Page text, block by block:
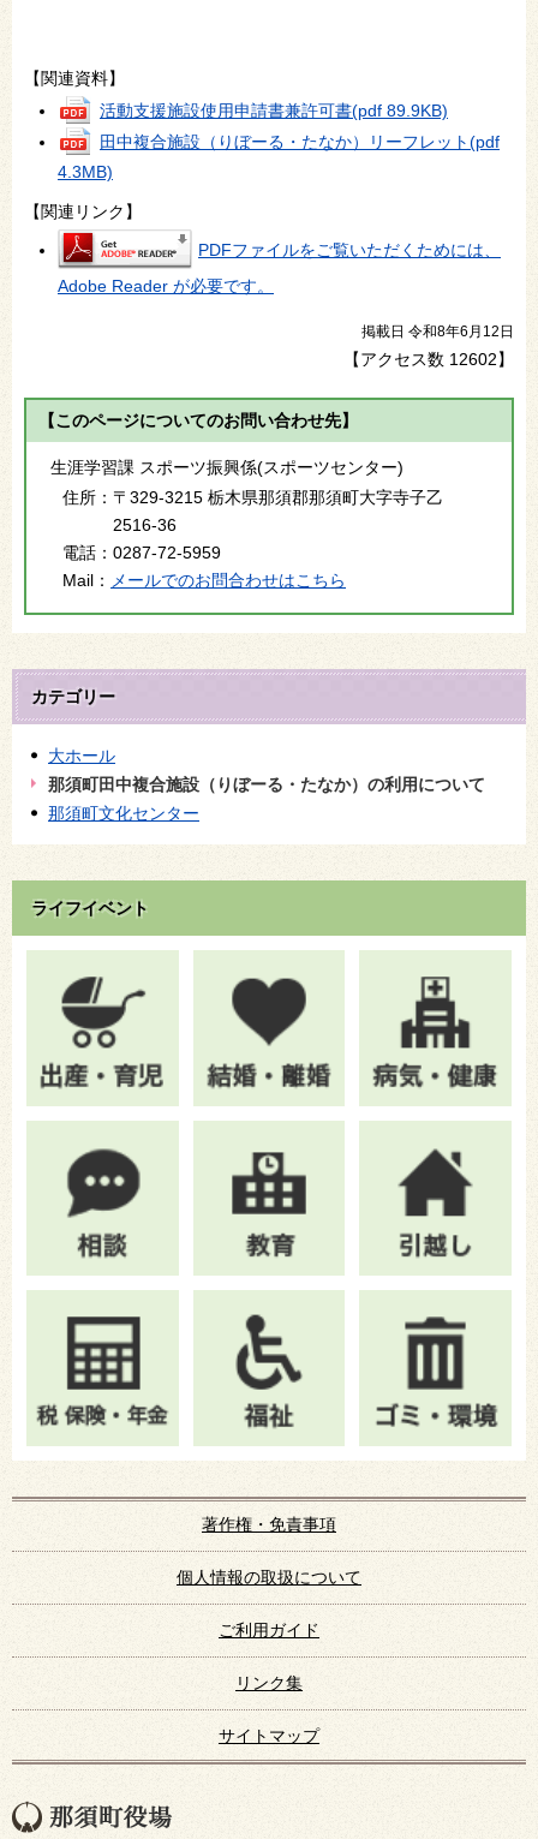
【関連資料】
活動支援施設使用申請書兼許可書(pdf 89.9KB)
田中複合施設（りぼーる・たなか）リーフレット(pdf
4.3MB)
【関連リンク】
PDFファイルをご覧いただくためには、
Adobe Reader が必要です。
掲載日 令和8年6月12日
【アクセス数 12602】
【このページについてのお問い合わせ先】
生涯学習課 スポーツ振興係(スポーツセンター)
住所： 〒329-3215 栃木県那須郡那須町大字寺子乙
2516-36
電話： 0287-72-5959
Mail：
メールでのお問合わせはこちら
カテゴリー
大ホール
那須町田中複合施設（りぼーる・たなか）の利用について
那須町文化センター
ライフイベント
著作権・免責事項
個人情報の取扱について
ご利用ガイド
リンク集
サイトマップ